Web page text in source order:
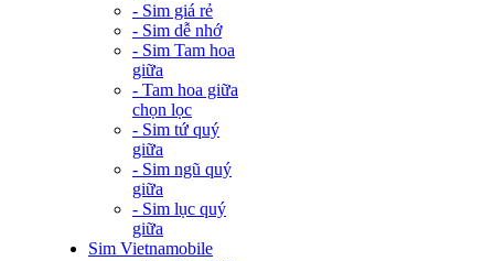
- Sim giá rẻ
- Sim dễ nhớ
- Sim Tam hoa
giữa
- Tam hoa giữa
chọn lọc
- Sim tứ quý
giữa
- Sim ngũ quý
giữa
- Sim lục quý
giữa
Sim Vietnamobile